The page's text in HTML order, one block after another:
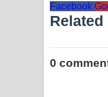
Facebook
Related
0